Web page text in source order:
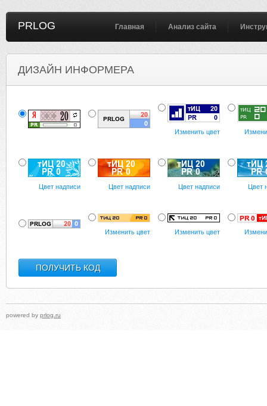
PRLOG Главная Анализ сайта
ДИЗАЙН ИНФОРМЕРА
Изменить цвет
Цвет надписи Цвет надписи Цвет надписи Цвет
Изменить цвет Изменить цвет
powered by prlog.ru